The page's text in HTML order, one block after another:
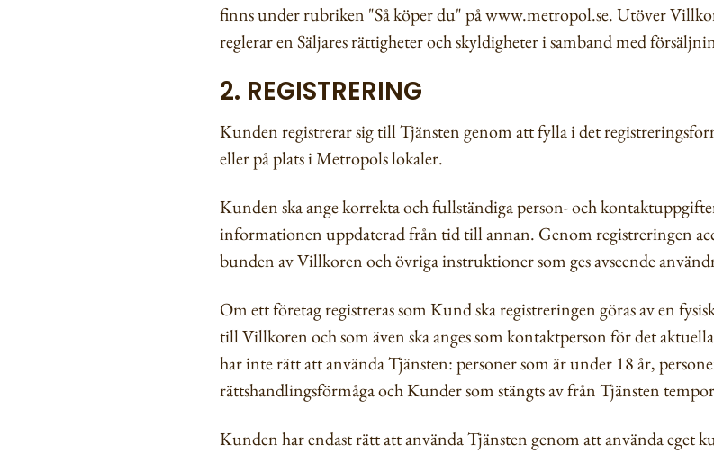
finns under rubriken "Så köper du" på www.metropol.se. Utöver
reglerar en Säljares rättigheter och skyldigheter i samband med
2. REGISTRERING
Kunden registrerar sig till Tjänsten genom att fylla i det
eller på plats i Metropols lokaler.
Kunden ska ange korrekta och fullständiga person- och
informationen uppdaterad från tid till annan. Genom registreringen
bunden av Villkoren och övriga instruktioner som ges avseende
Om ett företag registreras som Kund ska registreringen göras av en
till Villkoren och som även ska anges som kontaktperson för det
har inte rätt att använda Tjänsten: personer som är under 18 år,
rättshandlingsförmåga och Kunder som stängts av från Tjänsten
Kunden har endast rätt att använda Tjänsten genom att använda eget